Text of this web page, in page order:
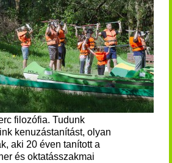
filozófia. Tudunk
kenuzástanítást, olyan
aki 20 éven tanított a
és oktatásszakmai